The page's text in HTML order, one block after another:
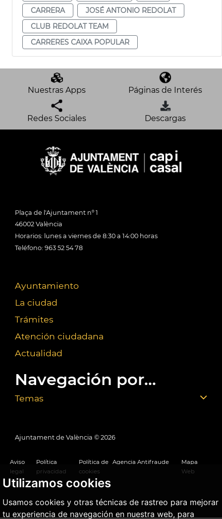
Utilizamos cookies
Usamos cookies y otras técnicas de rastreo para mejorar
tu experiencia de navegación en nuestra web, para
CARRERA
JOSÉ ANTONIO REDOLAT
CLUB REDOLAT TEAM
CARRERES CAIXA POPULAR
Nuestras Apps Páginas de Interés
Redes Sociales Descargas
Plaça de l'Ajuntament nº 1
46002 València
Horarios: lunes a viernes de 8:30 a 14:00 horas
Teléfono: 963 52 54 78
Ayuntamiento
La ciudad
Trámites
Atención ciudadana
Actualidad
Navegación por...
Temas
Ajuntament de València © 2026
Aviso
legal
Política
privacidad
Política de
cookies
Agencia Antifraude
Mapa
Web